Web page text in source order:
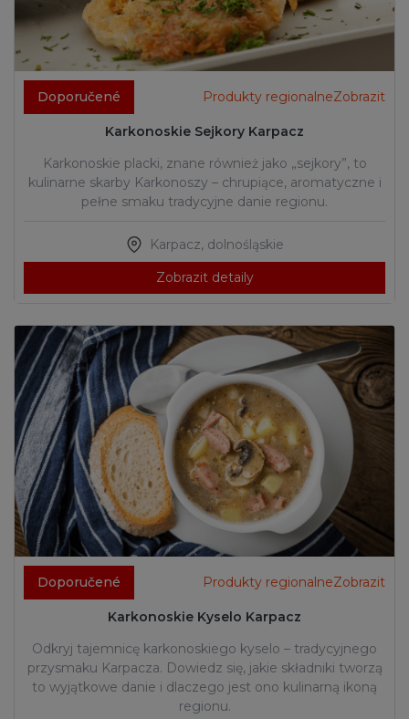
Doporučené Produkty regionalneZobrazit
Karkonoskie Sejkory Karpacz
Karkonoskie placki, znane również jako „sejkory”, to
kulinarne skarby Karkonoszy – chrupiące, aromatyczne i
pełne smaku tradycyjne danie regionu.
Karpacz, dolnośląskie
Zobrazit detaily
Doporučené Produkty regionalneZobrazit
Karkonoskie Kyselo Karpacz
Odkryj tajemnicę karkonoskiego kyselo – tradycyjnego
przysmaku Karpacza. Dowiedz się, jakie składniki tworzą
to wyjątkowe danie i dlaczego jest ono kulinarną ikoną
regionu.